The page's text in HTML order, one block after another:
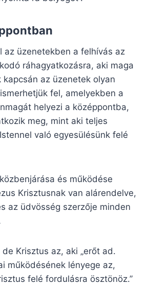
az üzenetekben a felhívás az
ráhagyatkozásra, aki maga
kapcsán az üzenetek olyan
fel, amelyekben a
helyezi a középpontba,
meg, mint aki teljes
való egyesülésünk felé
és működése
Krisztusnak van alárendelve,
az üdvösség szerzője minden
Krisztus az, aki „erőt ad.
működésének lényege az,
felé fordulásra ösztönöz.”